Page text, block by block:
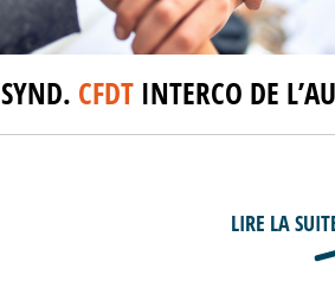
SYND. CFDT INTERCO DE
LIRE LA